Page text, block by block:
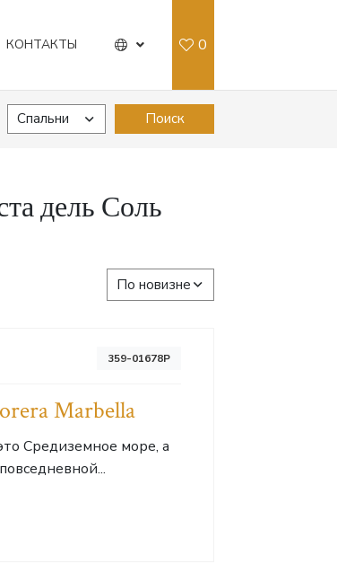
0
КОНТАКТЫ
Спальни Поиск
дель Соль
По новизне
359-01678P
Marbella
Средиземное море, а